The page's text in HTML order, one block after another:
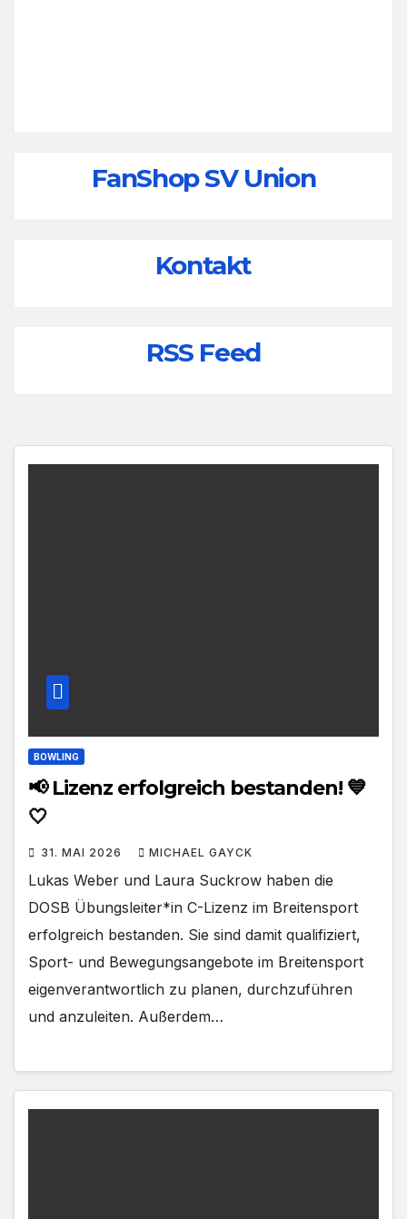
FanShop SV Union
Kontakt
RSS Feed
BOWLING
📢 Lizenz erfolgreich bestanden! 💙
🤍
31. MAI 2026 MICHAEL GAYCK
Lukas Weber und Laura Suckrow haben die
DOSB Übungsleiter*in C-Lizenz im Breitensport
erfolgreich bestanden. Sie sind damit qualifiziert,
Sport- und Bewegungsangebote im Breitensport
eigenverantwortlich zu planen, durchzuführen
und anzuleiten. Außerdem…